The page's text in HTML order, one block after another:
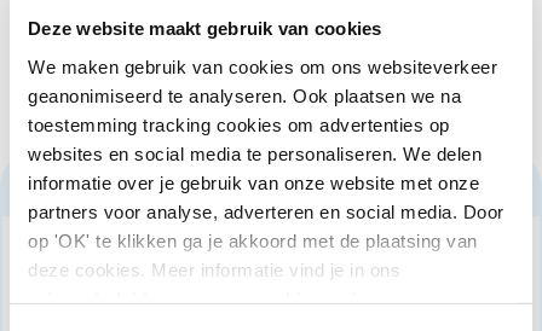
Deze website maakt gebruik van cookies
We maken gebruik van cookies om ons websiteverkeer
geanonimiseerd te analyseren. Ook plaatsen we na
toestemming tracking cookies om advertenties op
websites en social media te personaliseren. We delen
informatie over je gebruik van onze website met onze
partners voor analyse, adverteren en social media. Door
op 'OK' te klikken ga je akkoord met de plaatsing van
deze cookies. Meer informatie vind je in ons
Prima Donna is ca.16 cm dik, biedt extra comfort en een
gegarandeerde goede basis voor de rest van de
kinderjaren tot aan de pubertijd.
1. Kindermatras Donna
Wanneer je een goed ventilerend, comfortabel en
veilig kindermatras zoekt, is het kindermatras Donna